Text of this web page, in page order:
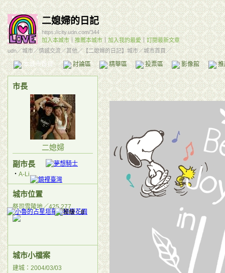
二媳婦的日記
https://city.udn.com/344
加入本城市｜推薦本城市｜加入我的最愛｜訂閱最新文章
udn／城市／情感交流／其他／【二媳婦的日記】城市／城市首頁／
本城市首頁 討論區 精華區 投票區 影像館 推
市長
二媳婦
副市長
‧ A-Li
城市位置
祭司雪陵地／425,277
城市小檔案
建城：2004/03/03